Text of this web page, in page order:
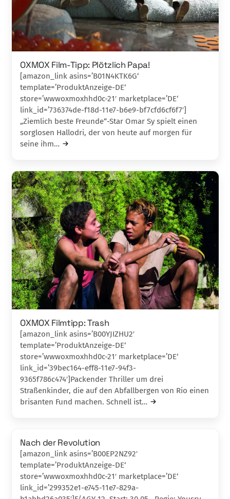
OXMOX Film-Tipp: Plötzlich Papa!
[amazon_link asins=’B01N4KTK6G‘
template=’ProduktAnzeige-DE‘
store=’wwwoxmoxhhd0c-21′ marketplace=’DE‘
link_id=’736374de-f18d-11e7-b6e9-bf7cfd6cf6f7′]
„Ziemlich beste Freunde“-Star Omar Sy spielt ei­nen
sorglosen Hallodri, der von heute auf morgen für
seine ihm…
OXMOX Filmtipp: Trash
[amazon_link asins=’B00YJIZHU2′
template=’ProduktAnzeige-DE‘
store=’wwwoxmoxhhd0c-21′ marketplace=’DE‘
link_id=’39bec164-eff8-11e7-94f3-
9365f786c474′]Packender Thriller um drei
Straßenkinder, die auf den Abfallbergen von Rio einen
bri­santen Fund machen. Schnell ist…
Nach der Revolution
[amazon_link asins=’B00EP2NZ92′
template=’ProduktAnzeige-DE‘
store=’wwwoxmoxhhd0c-21′ marketplace=’DE‘
link_id=’299352e1-e745-11e7-829a-